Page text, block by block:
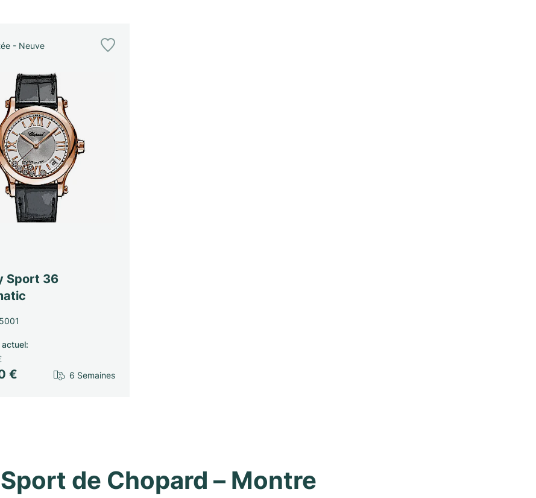
- Neuve
Sport 36
€
actuel:
6 Semaines
de Chopard – Montre